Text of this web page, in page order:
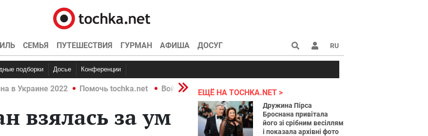
СЕМЬЯ ПУТЕШЕСТВИЯ ГУРМАН АФИША ДОСУГ RU
подборки Досье Конференции
в Украине 2022 Помочь tochka.net Война в Украине 2022
взялась за ум
ЕЩЁ НА TOCHKA.NET
Дружина Пірса
Броснана привітала
його зі срібним весіллям
і показала архівні фото